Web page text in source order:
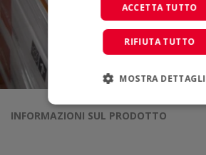
INFORMAZIONI SUL PRODOTTO
ACCETTA TUTTO
RIFIUTA TUTTO
MOSTRA DETTAGLI